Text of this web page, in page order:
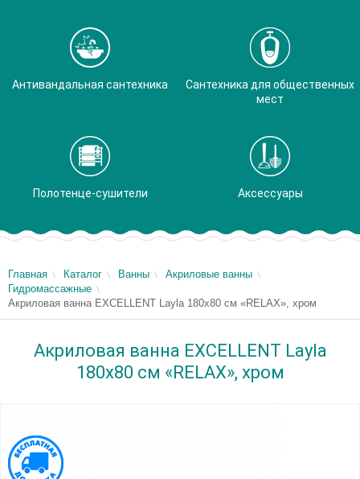
Антивандальная сантехника
Сантехника для общественных
мест
Полотенце-сушители Аксессуары
Главная Каталог Ванны
Акриловые ванны
Гидромассажные
Акриловая ванна EXCELLENT Layla 180x80 см «RELAX», хром
Акриловая ванна EXCELLENT Layla
180x80 см «RELAX», хром